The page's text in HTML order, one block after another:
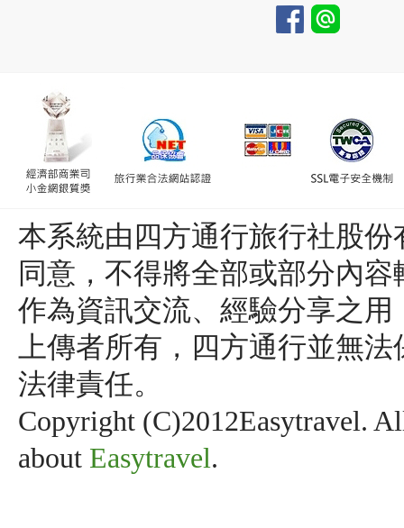
本系統由四方通行旅行社股
同意，不得將全部或部分內
作為資訊交流、經驗分享之
上傳者所有，四方通行並無
法律責任。
Copyright (C)2012Easytravel.
about Easytravel.